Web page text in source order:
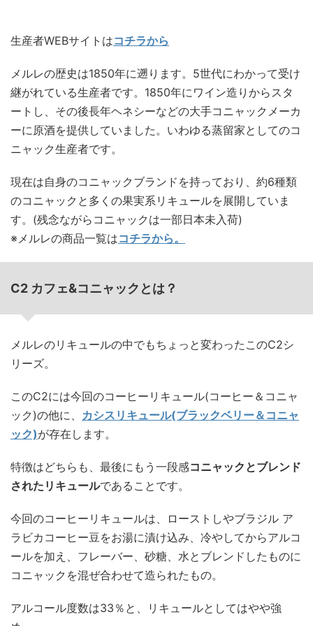
生産者WEBサイトはコチラから
メルレの歴史は1850年に遡ります。5世代にわかって受け
継がれている生産者です。1850年にワイン造りからスタ
ートし、その後長年ヘネシーなどの大手コニャックメーカ
ーに原酒を提供していました。いわゆる蒸留家としてのコ
ニャック生産者です。
現在は自身のコニャックブランドを持っており、約6種類
のコニャックと多くの果実系リキュールを展開していま
す。(残念ながらコニャックは一部日本未入荷)
※メルレの商品一覧はコチラから。
C2 カフェ&コニャックとは？
メルレのリキュールの中でもちょっと変わったこのC2シ
リーズ。
このC2には今回のコーヒーリキュール(コーヒー＆コニャ
ック)の他に、 カシスリキュール(ブラックベリー＆コニャ
ック)が存在します。
特徴はどちらも、最後にもう一段感コニャックとブレンド
されたリキュールであることです。
今回のコーヒーリキュールは、ローストしやブラジル ア
ラビカコーヒー豆をお湯に漬け込み、冷やしてからアルコ
ールを加え、フレーバー、砂糖、水とブレンドしたものに
コニャックを混ぜ合わせて造られたもの。
アルコール度数は33％と、リキュールとしてはやや強